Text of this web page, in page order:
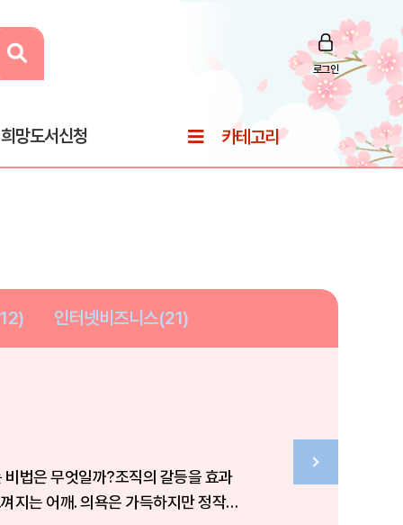
로그인
희망도서신청 카테고리
인터넷비즈니스(21)
법은 무엇일까?조직의 갈등을 효과
지는 어깨. 의욕은 가득하지만 정작